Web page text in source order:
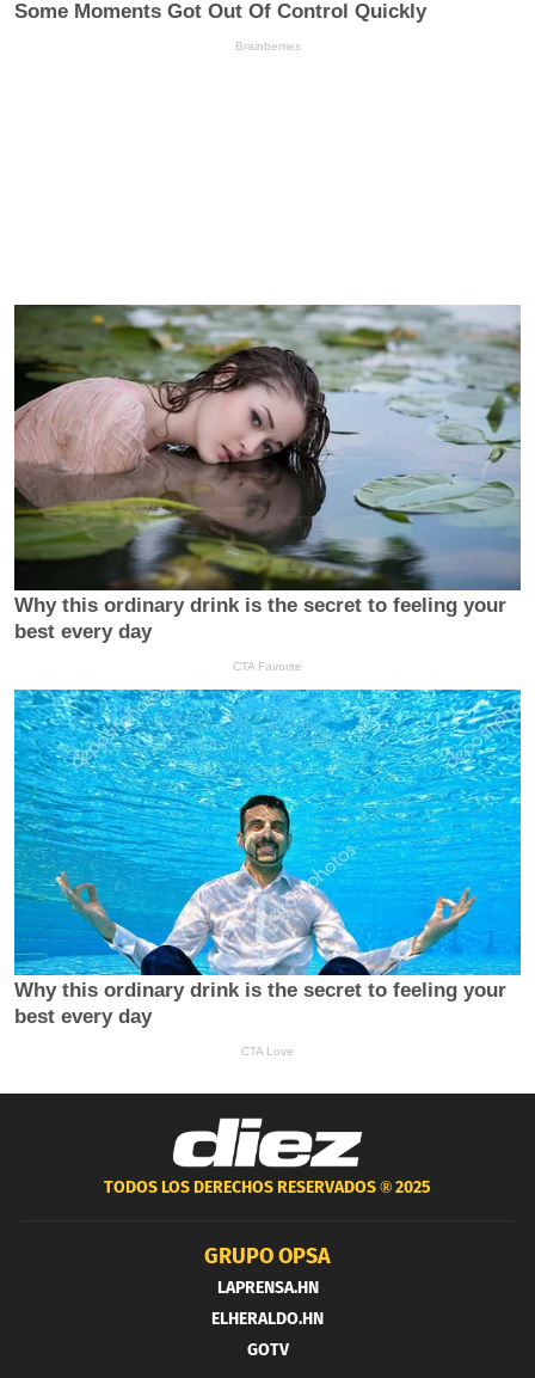
TODOS LOS DERECHOS RESERVADOS ®2025
GRUPO OPSA
LAPRENSA.HN
ELHERALDO.HN
GOTV